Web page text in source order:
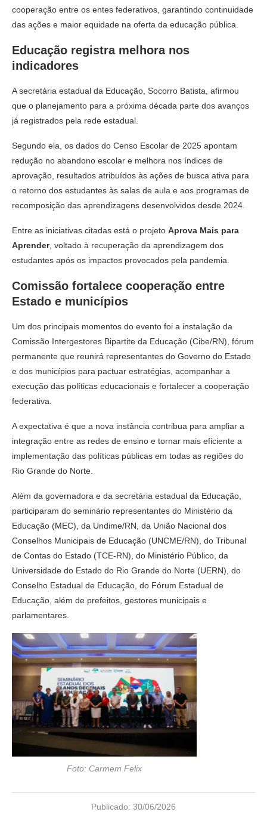
cooperação entre os entes federativos, garantindo continuidade
das ações e maior equidade na oferta da educação pública.
Educação registra melhora nos
indicadores
A secretária estadual da Educação, Socorro Batista, afirmou
que o planejamento para a próxima década parte dos avanços
já registrados pela rede estadual.
Segundo ela, os dados do Censo Escolar de 2025 apontam
redução no abandono escolar e melhora nos índices de
aprovação, resultados atribuídos às ações de busca ativa para
o retorno dos estudantes às salas de aula e aos programas de
recomposição das aprendizagens desenvolvidos desde 2024.
Entre as iniciativas citadas está o projeto Aprova Mais para
Aprender, voltado à recuperação da aprendizagem dos
estudantes após os impactos provocados pela pandemia.
Comissão fortalece cooperação entre
Estado e municípios
Um dos principais momentos do evento foi a instalação da
Comissão Intergestores Bipartite da Educação (Cibe/RN), fórum
permanente que reunirá representantes do Governo do Estado
e dos municípios para pactuar estratégias, acompanhar a
execução das políticas educacionais e fortalecer a cooperação
federativa.
A expectativa é que a nova instância contribua para ampliar a
integração entre as redes de ensino e tornar mais eficiente a
implementação das políticas públicas em todas as regiões do
Rio Grande do Norte.
Além da governadora e da secretária estadual da Educação,
participaram do seminário representantes do Ministério da
Educação (MEC), da Undime/RN, da União Nacional dos
Conselhos Municipais de Educação (UNCME/RN), do Tribunal
de Contas do Estado (TCE-RN), do Ministério Público, da
Universidade do Estado do Rio Grande do Norte (UERN), do
Conselho Estadual de Educação, do Fórum Estadual de
Educação, além de prefeitos, gestores municipais e
parlamentares.
Foto: Carmem Felix
Publicado: 30/06/2026